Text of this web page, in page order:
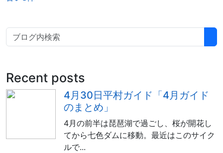
Recent posts
4月30日平村ガイド「4月ガイド
のまとめ」
4月の前半は琵琶湖で過ごし、桜が開花し
てから七色ダムに移動。最近はこのサイク
ルで...